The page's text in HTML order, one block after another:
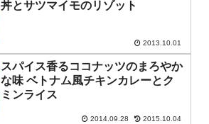
丼とサツマイモのリゾット
2013.10.01
スパイス香るココナッツのまろやか
な味 ベトナム風チキンカレーとク
ミンライス
2014.09.28 2015.10.04